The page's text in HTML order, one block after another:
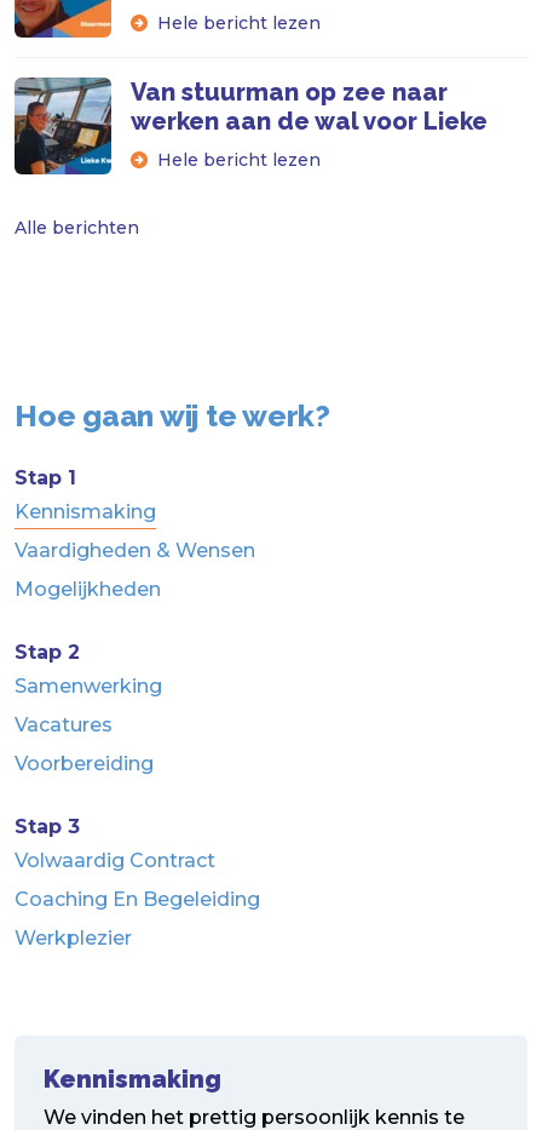
Hele bericht lezen
Van stuurman op zee naar
werken aan de wal voor Lieke
Hele bericht lezen
Alle berichten
Hoe gaan wij te werk?
Stap 1
Kennismaking
Vaardigheden & Wensen
Mogelijkheden
Stap 2
Samenwerking
Vacatures
Voorbereiding
Stap 3
Volwaardig Contract
Coaching En Begeleiding
Werkplezier
Kennismaking
We vinden het prettig persoonlijk kennis te